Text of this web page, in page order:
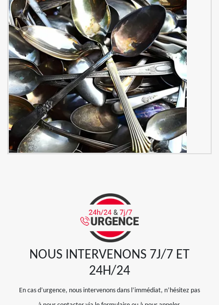
NOUS INTERVENONS 7J/7 ET
24H/24
En cas d’urgence, nous intervenons dans l’immédiat, n’hésitez pas